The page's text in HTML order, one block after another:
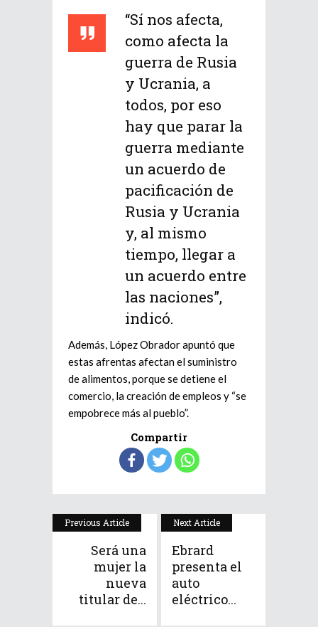
“Sí nos afecta,
como afecta la
guerra de Rusia
y Ucrania, a
todos, por eso
hay que parar la
guerra mediante
un acuerdo de
pacificación de
Rusia y Ucrania
y, al mismo
tiempo, llegar a
un acuerdo entre
las naciones”,
indicó.
Además, López Obrador apuntó que
estas afrentas afectan el suministro
de alimentos, porque se detiene el
comercio, la creación de empleos y “se
empobrece más al pueblo”.
Compartir
Previous Article
Será una
mujer la
nueva
titular de...
Next Article
Ebrard
presenta el
auto
eléctrico...